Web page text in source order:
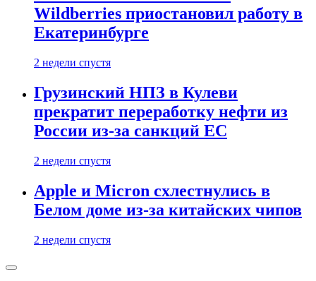
Wildberries приостановил работу в
Екатеринбурге
2 недели спустя
Грузинский НПЗ в Кулеви
прекратит переработку нефти из
России из-за санкций ЕС
2 недели спустя
Apple и Micron схлестнулись в
Белом доме из-за китайских чипов
2 недели спустя